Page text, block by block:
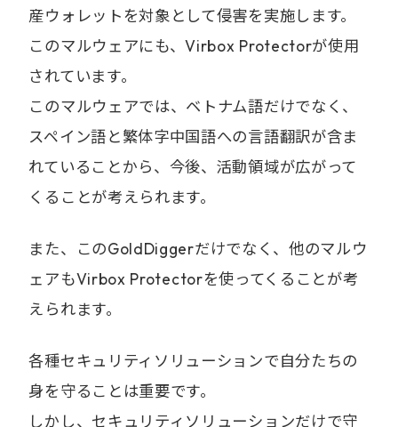
産ウォレットを対象として侵害を実施します。
このマルウェアにも、Virbox Protectorが使用
されています。
このマルウェアでは、ベトナム語だけでなく、
スペイン語と繁体字中国語への言語翻訳が含ま
れていることから、今後、活動領域が広がって
くることが考えられます。
また、このGoldDiggerだけでなく、他のマルウ
ェアもVirbox Protectorを使ってくることが考
えられます。
各種セキュリティソリューションで自分たちの
身を守ることは重要です。
しかし、セキュリティソリューションだけで守